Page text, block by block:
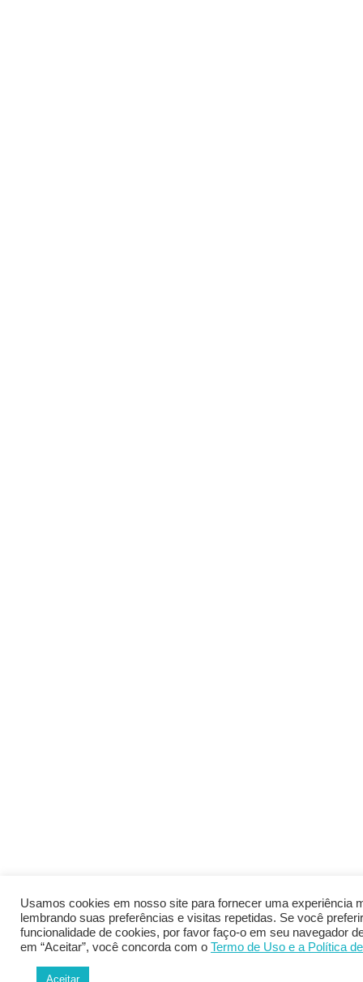
Usamos cookies em nosso site para fornecer uma experiência
lembrando suas preferências e visitas repetidas. Se você
funcionalidade de cookies, por favor faço-o em seu navegador
em “Aceitar”, você concorda com o Termo de Uso e a Política
Aceitar